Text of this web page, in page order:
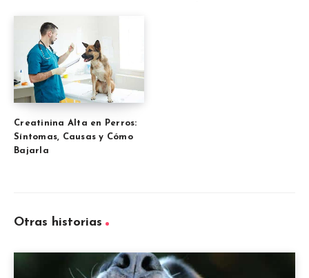
Creatinina Alta en Perros:
Síntomas, Causas y Cómo
Bajarla
Otras historias